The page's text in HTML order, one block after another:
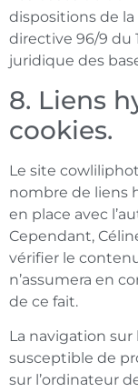
dispositions de la
directive 96/9 du
juridique des
8. Liens
cookies.
Le site
nombre de liens
en place avec
Cependant,
vérifier le
n’assumera en
de ce fait.
La navigation
susceptible de
sur l’ordinateur